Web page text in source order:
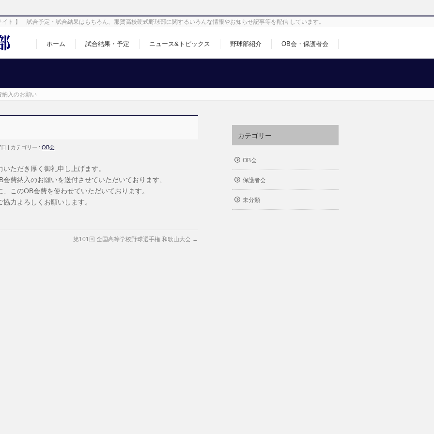
ト 】 試合予定・試合結果はもちろん、那賀高校硬式野球部に関するいろんな情報やお知らせ記事等を配信 しています。
ホーム 試合結果・予定 ニュース&トピックス 野球部紹介 OB会・保護者会
納入のお願い
カテゴリー : OB会
ただき厚く御礼申し上げます。
費納入のお願いを送付させていただいております、
このOB会費を使わせていただいております。
力よろしくお願いします。
第101回 全国高等学校野球選手権 和歌山大会 →
カテゴリー
OB会
保護者会
未分類